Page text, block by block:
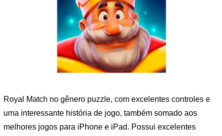
Royal Match no gênero puzzle, com excelentes controles e
uma interessante história de jogo, também somado aos
melhores jogos para iPhone e iPad. Possui excelentes